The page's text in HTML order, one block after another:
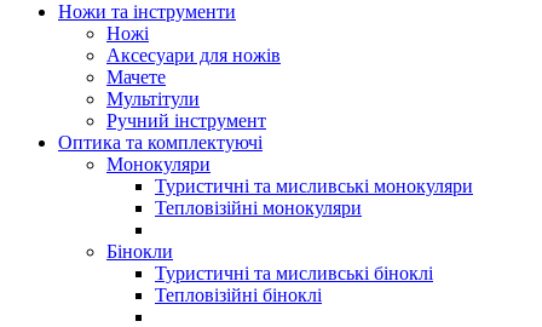
Ножи та інструменти
Ножі
Аксесуари для ножів
Мачете
Мультітули
Ручний інструмент
Оптика та комплектуючі
Монокуляри
Туристичні та мисливські монокуляри
Тепловізійні монокуляри
Бінокли
Туристичні та мисливські біноклі
Тепловізійні біноклі